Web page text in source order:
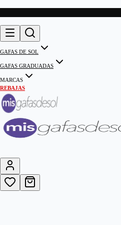
GAFAS DE SOL
GAFAS GRADUADAS
MARCAS
REBAJAS